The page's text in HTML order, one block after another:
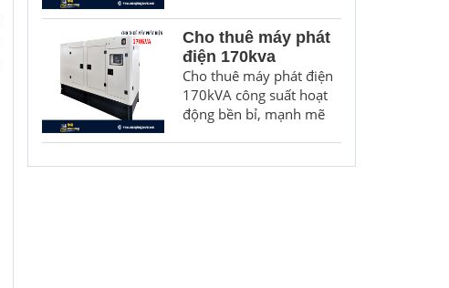
Cho thuê máy phát
điện 170kva
Cho thuê máy phát điện
170kVA công suất hoạt
động bền bỉ, mạnh mẽ